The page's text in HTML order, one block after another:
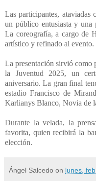
Las participantes, ataviadas
un público entusiasta y una
La coreografía, a cargo de
artístico y refinado al evento.
La presentación sirvió como
la Juventud 2025, un
aniversario. La gran final
estadio Francisco de
Karlianys Blanco, Novia de
Durante la velada, la
favorita, quien recibirá la
elección.
Ángel Salcedo on lunes,